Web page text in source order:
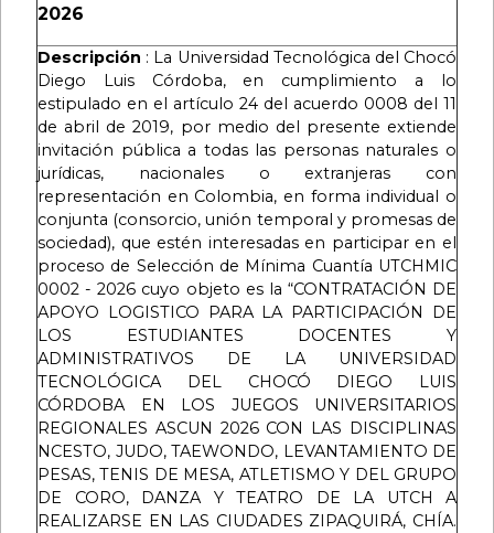
2026
Descripción : La Universidad Tecnológica del Chocó
Diego Luis Córdoba, en cumplimiento a lo
estipulado en el artículo 24 del acuerdo 0008 del 11
de abril de 2019, por medio del presente extiende
invitación pública a todas las personas naturales o
jurídicas, nacionales o extranjeras con
representación en Colombia, en forma individual o
conjunta (consorcio, unión temporal y promesas de
sociedad), que estén interesadas en participar en el
proceso de Selección de Mínima Cuantía UTCHMIC
0002 - 2026 cuyo objeto es la “CONTRATACIÓN DE
APOYO LOGISTICO PARA LA PARTICIPACIÓN DE
LOS ESTUDIANTES DOCENTES Y
ADMINISTRATIVOS DE LA UNIVERSIDAD
TECNOLÓGICA DEL CHOCÓ DIEGO LUIS
CÓRDOBA EN LOS JUEGOS UNIVERSITARIOS
REGIONALES ASCUN 2026 CON LAS DISCIPLINAS
NCESTO, JUDO, TAEWONDO, LEVANTAMIENTO DE
PESAS, TENIS DE MESA, ATLETISMO Y DEL GRUPO
DE CORO, DANZA Y TEATRO DE LA UTCH A
REALIZARSE EN LAS CIUDADES ZIPAQUIRÁ, CHÍA.